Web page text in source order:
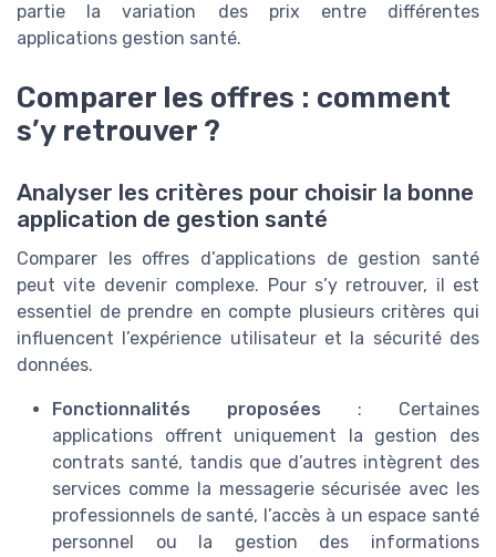
partie la variation des prix entre différentes
applications gestion santé.
Comparer les offres : comment
s’y retrouver ?
Analyser les critères pour choisir la bonne
application de gestion santé
Comparer les offres d’applications de gestion santé
peut vite devenir complexe. Pour s’y retrouver, il est
essentiel de prendre en compte plusieurs critères qui
influencent l’expérience utilisateur et la sécurité des
données.
Fonctionnalités proposées : Certaines
applications offrent uniquement la gestion des
contrats santé, tandis que d’autres intègrent des
services comme la messagerie sécurisée avec les
professionnels de santé, l’accès à un espace santé
personnel ou la gestion des informations